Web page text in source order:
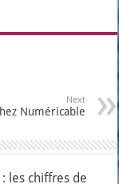
Next
Numéricable
les chiffres de